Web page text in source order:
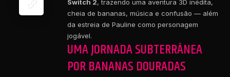
Switch 2, trazendo uma aventura 3D inédita,
cheia de bananas, música e confusão — além
da estreia de Pauline como personagem
jogável.
UMA JORNADA SUBTERRÂNEA
POR BANANAS DOURADAS